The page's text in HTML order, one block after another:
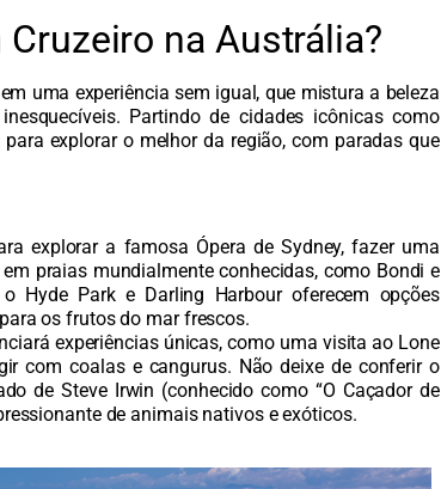
na Austrália?
uma experiência sem igual, que mistura a beleza
Partindo de cidades icônicas como
explorar o melhor da região, com paradas que
explorar a famosa Ópera de Sydney, fazer uma
praias mundialmente conhecidas, como Bondi e
Hyde Park e Darling Harbour oferecem opções
os frutos do mar frescos.
experiências únicas, como uma visita ao Lone
com coalas e cangurus. Não deixe de conferir o
de Steve Irwin (conhecido como “O Caçador de
de animais nativos e exóticos.